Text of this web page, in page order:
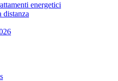
energetici
distanza